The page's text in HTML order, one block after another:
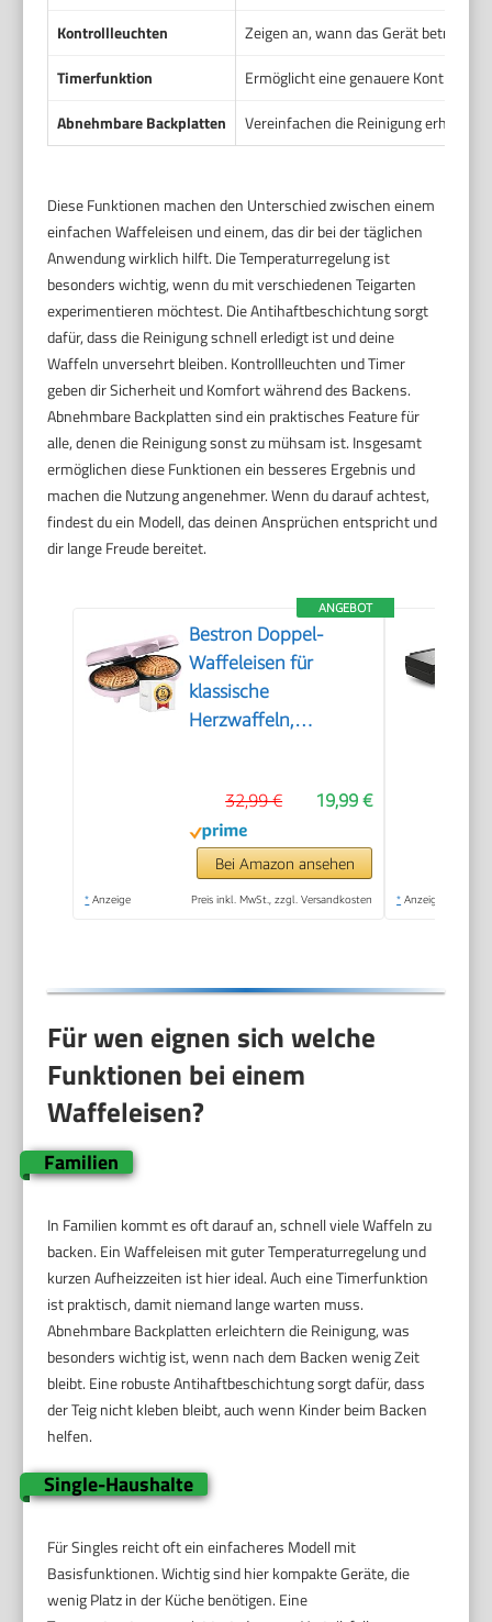
Kontrollleuchten
Zeigen an, wann das Gerät
Timerfunktion
Ermöglicht eine genauere Kontrolle
Abnehmbare Backplatten
Vereinfachen die Reinigung
Diese Funktionen machen den Unterschied zwischen einem
einfachen Waffeleisen und einem, das dir bei der täglichen
Anwendung wirklich hilft. Die Temperaturregelung ist
besonders wichtig, wenn du mit verschiedenen Teigarten
experimentieren möchtest. Die Antihaftbeschichtung sorgt
dafür, dass die Reinigung schnell erledigt ist und deine
Waffeln unversehrt bleiben. Kontrollleuchten und Timer
geben dir Sicherheit und Komfort während des Backens.
Abnehmbare Backplatten sind ein praktisches Feature für
alle, denen die Reinigung sonst zu mühsam ist. Insgesamt
ermöglichen diese Funktionen ein besseres Ergebnis und
machen die Nutzung angenehmer. Wenn du darauf achtest,
findest du ein Modell, das deinen Ansprüchen entspricht und
dir lange Freude bereitet.
ANGEBOT
Bestron Doppel-
Waffeleisen für
klassische
Herzwaffeln,
Antihaftbeschichtung,
ideal für
Kindergeburtstage,
Ostern &
19,99 €
32,99 €
Bei Amazon ansehen
* Anzeige Preis inkl. MwSt., zzgl. Versandkosten * Anzeige
Für wen eignen sich welche
Funktionen bei einem
Waffeleisen?
Familien
In Familien kommt es oft darauf an, schnell viele Waffeln zu
backen. Ein Waffeleisen mit guter Temperaturregelung und
kurzen Aufheizzeiten ist hier ideal. Auch eine Timerfunktion
ist praktisch, damit niemand lange warten muss.
Abnehmbare Backplatten erleichtern die Reinigung, was
besonders wichtig ist, wenn nach dem Backen wenig Zeit
bleibt. Eine robuste Antihaftbeschichtung sorgt dafür, dass
der Teig nicht kleben bleibt, auch wenn Kinder beim Backen
helfen.
Single-Haushalte
Für Singles reicht oft ein einfacheres Modell mit
Basisfunktionen. Wichtig sind hier kompakte Geräte, die
wenig Platz in der Küche benötigen. Eine